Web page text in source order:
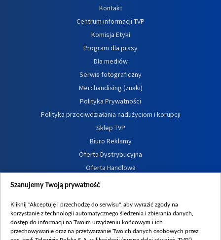
Kontakt
Centrum informacji TVP
Komisja Etyki
Program dla prasy
Dla mediów
Serwis fotograficzny
Merchandising (znaki)
Polityka Prywatności
Polityka przeciwdziałania nadużyciom i korupcji
Sklep TVP
Biuro Reklamy
Oferta Dystrybucyjna
Oferta Handlowa
Dostępność
Procedura zgłoszeń wewnętrznych
Szanujemy Twoją prywatność
Kliknij "Akceptuję i przechodzę do serwisu", aby wyrazić zgody na
korzystanie z technologii automatycznego śledzenia i zbierania danych,
dostęp do informacji na Twoim urządzeniu końcowym i ich
przechowywanie oraz na przetwarzanie Twoich danych osobowych przez